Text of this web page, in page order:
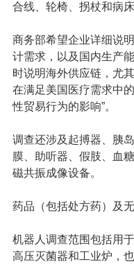
合线、轮椅、拐杖和病床
商务部希望企业详细说
计需求，以及国内生产
时说明海外供应链，尤
在满足美国医疗需求中
性贸易行为的影响”。
调查还涉及起搏器、胰岛
膜、助听器、假肢、血
磁共振成像设备。
药品（包括处方药）及
机器人调查范围包括用
高压灭菌器和工业炉，